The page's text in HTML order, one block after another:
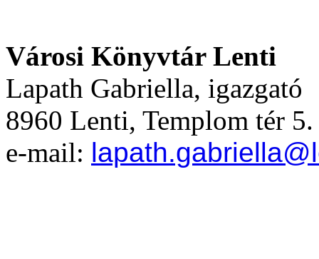
Városi Könyvtár Lenti
Lapath Gabriella, igazgató
8960 Lenti, Templom tér 5.
e-mail: